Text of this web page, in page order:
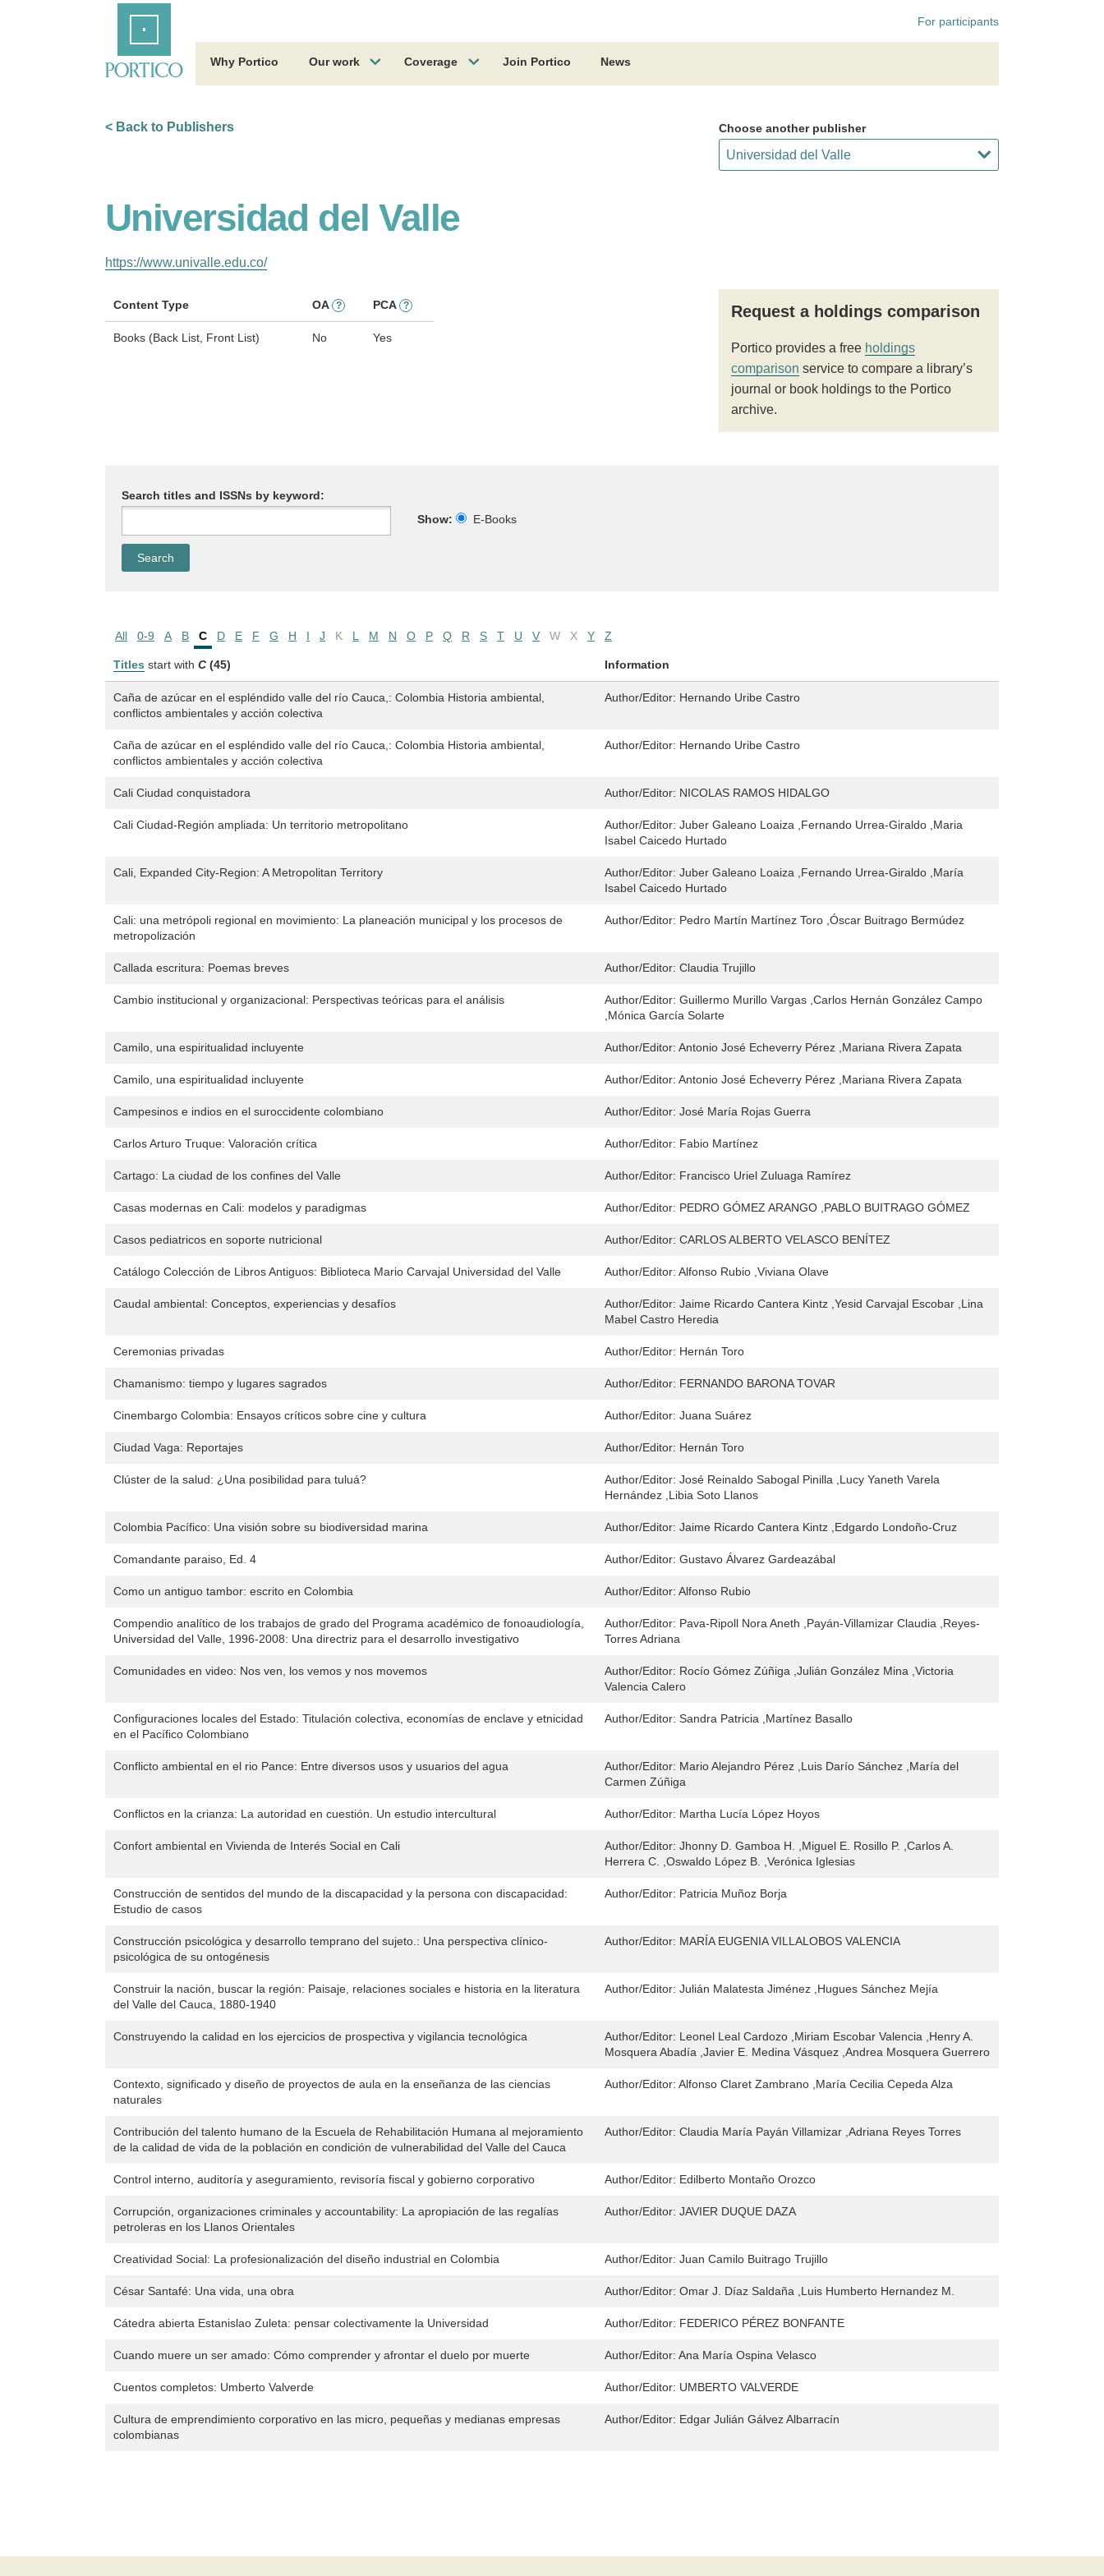
For participants
Why Portico Our work Coverage Join Portico News
< Back to Publishers Choose another publisher
Universidad del Valle
https://www.univalle.edu.co/
Content Type OA ? PCA ?
Books (Back List, Front List) No Yes
Request a holdings comparison
Portico provides a free holdings
comparison service to compare a library’s
journal or book holdings to the Portico
archive.
Search titles and ISSNs by keyword:
Show:
E-Books
All 0-9 A B C D E F G H I J K L M N O P Q R S T U V W X Y Z
Titles start with C (45) Information
Caña de azúcar en el espléndido valle del río Cauca,: Colombia Historia ambiental,
conflictos ambientales y acción colectiva
Author/Editor: Hernando Uribe Castro
Caña de azúcar en el espléndido valle del río Cauca,: Colombia Historia ambiental,
conflictos ambientales y acción colectiva
Author/Editor: Hernando Uribe Castro
Cali Ciudad conquistadora Author/Editor: NICOLAS RAMOS HIDALGO
Cali Ciudad-Región ampliada: Un territorio metropolitano Author/Editor: Juber Galeano Loaiza ,Fernando Urrea-Giraldo ,Maria
Isabel Caicedo Hurtado
Cali, Expanded City-Region: A Metropolitan Territory Author/Editor: Juber Galeano Loaiza ,Fernando Urrea-Giraldo ,María
Isabel Caicedo Hurtado
Cali: una metrópoli regional en movimiento: La planeación municipal y los procesos de
metropolización
Author/Editor: Pedro Martín Martínez Toro ,Óscar Buitrago Bermúdez
Callada escritura: Poemas breves Author/Editor: Claudia Trujillo
Cambio institucional y organizacional: Perspectivas teóricas para el análisis Author/Editor: Guillermo Murillo Vargas ,Carlos Hernán González Campo
,Mónica García Solarte
Camilo, una espiritualidad incluyente Author/Editor: Antonio José Echeverry Pérez ,Mariana Rivera Zapata
Camilo, una espiritualidad incluyente Author/Editor: Antonio José Echeverry Pérez ,Mariana Rivera Zapata
Campesinos e indios en el suroccidente colombiano Author/Editor: José María Rojas Guerra
Carlos Arturo Truque: Valoración crítica Author/Editor: Fabio Martínez
Cartago: La ciudad de los confines del Valle Author/Editor: Francisco Uriel Zuluaga Ramírez
Casas modernas en Cali: modelos y paradigmas Author/Editor: PEDRO GÓMEZ ARANGO ,PABLO BUITRAGO GÓMEZ
Casos pediatricos en soporte nutricional Author/Editor: CARLOS ALBERTO VELASCO BENÍTEZ
Catálogo Colección de Libros Antiguos: Biblioteca Mario Carvajal Universidad del Valle Author/Editor: Alfonso Rubio ,Viviana Olave
Caudal ambiental: Conceptos, experiencias y desafíos Author/Editor: Jaime Ricardo Cantera Kintz ,Yesid Carvajal Escobar ,Lina
Mabel Castro Heredia
Ceremonias privadas Author/Editor: Hernán Toro
Chamanismo: tiempo y lugares sagrados Author/Editor: FERNANDO BARONA TOVAR
Cinembargo Colombia: Ensayos críticos sobre cine y cultura Author/Editor: Juana Suárez
Ciudad Vaga: Reportajes Author/Editor: Hernán Toro
Clúster de la salud: ¿Una posibilidad para tuluá? Author/Editor: José Reinaldo Sabogal Pinilla ,Lucy Yaneth Varela
Hernández ,Libia Soto Llanos
Colombia Pacífico: Una visión sobre su biodiversidad marina Author/Editor: Jaime Ricardo Cantera Kintz ,Edgardo Londoño-Cruz
Comandante paraiso, Ed. 4 Author/Editor: Gustavo Álvarez Gardeazábal
Como un antiguo tambor: escrito en Colombia Author/Editor: Alfonso Rubio
Compendio analítico de los trabajos de grado del Programa académico de fonoaudiología,
Universidad del Valle, 1996-2008: Una directriz para el desarrollo investigativo
Author/Editor: Pava-Ripoll Nora Aneth ,Payán-Villamizar Claudia ,Reyes-
Torres Adriana
Comunidades en video: Nos ven, los vemos y nos movemos Author/Editor: Rocío Gómez Zúñiga ,Julián González Mina ,Victoria
Valencia Calero
Configuraciones locales del Estado: Titulación colectiva, economías de enclave y etnicidad
en el Pacífico Colombiano
Author/Editor: Sandra Patricia ,Martínez Basallo
Conflicto ambiental en el rio Pance: Entre diversos usos y usuarios del agua Author/Editor: Mario Alejandro Pérez ,Luis Darío Sánchez ,María del
Carmen Zúñiga
Conflictos en la crianza: La autoridad en cuestión. Un estudio intercultural Author/Editor: Martha Lucía López Hoyos
Confort ambiental en Vivienda de Interés Social en Cali Author/Editor: Jhonny D. Gamboa H. ,Miguel E. Rosillo P. ,Carlos A.
Herrera C. ,Oswaldo López B. ,Verónica Iglesias
Construcción de sentidos del mundo de la discapacidad y la persona con discapacidad:
Estudio de casos
Author/Editor: Patricia Muñoz Borja
Construcción psicológica y desarrollo temprano del sujeto.: Una perspectiva clínico-
psicológica de su ontogénesis
Author/Editor: MARÍA EUGENIA VILLALOBOS VALENCIA
Construir la nación, buscar la región: Paisaje, relaciones sociales e historia en la literatura
del Valle del Cauca, 1880-1940
Author/Editor: Julián Malatesta Jiménez ,Hugues Sánchez Mejía
Construyendo la calidad en los ejercicios de prospectiva y vigilancia tecnológica Author/Editor: Leonel Leal Cardozo ,Miriam Escobar Valencia ,Henry A.
Mosquera Abadía ,Javier E. Medina Vásquez ,Andrea Mosquera Guerrero
Contexto, significado y diseño de proyectos de aula en la enseñanza de las ciencias
naturales
Author/Editor: Alfonso Claret Zambrano ,María Cecilia Cepeda Alza
Contribución del talento humano de la Escuela de Rehabilitación Humana al mejoramiento
de la calidad de vida de la población en condición de vulnerabilidad del Valle del Cauca
Author/Editor: Claudia María Payán Villamizar ,Adriana Reyes Torres
Control interno, auditoría y aseguramiento, revisoría fiscal y gobierno corporativo Author/Editor: Edilberto Montaño Orozco
Corrupción, organizaciones criminales y accountability: La apropiación de las regalías
petroleras en los Llanos Orientales
Author/Editor: JAVIER DUQUE DAZA
Creatividad Social: La profesionalización del diseño industrial en Colombia Author/Editor: Juan Camilo Buitrago Trujillo
César Santafé: Una vida, una obra Author/Editor: Omar J. Díaz Saldaña ,Luis Humberto Hernandez M.
Cátedra abierta Estanislao Zuleta: pensar colectivamente la Universidad Author/Editor: FEDERICO PÉREZ BONFANTE
Cuando muere un ser amado: Cómo comprender y afrontar el duelo por muerte Author/Editor: Ana María Ospina Velasco
Cuentos completos: Umberto Valverde Author/Editor: UMBERTO VALVERDE
Cultura de emprendimiento corporativo en las micro, pequeñas y medianas empresas
colombianas
Author/Editor: Edgar Julián Gálvez Albarracín